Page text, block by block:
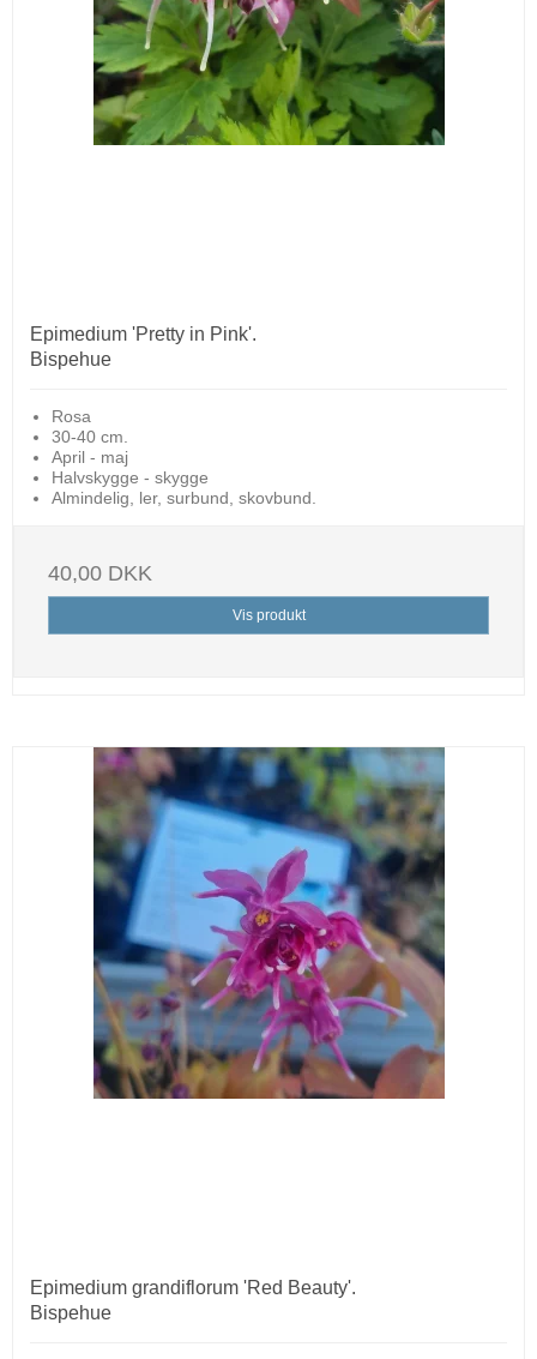
Epimedium 'Pretty in Pink'.
Bispehue
Rosa
30-40 cm.
April - maj
Halvskygge - skygge
Almindelig, ler, surbund, skovbund.
40,00 DKK
Vis produkt
Epimedium grandiflorum 'Red Beauty'.
Bispehue